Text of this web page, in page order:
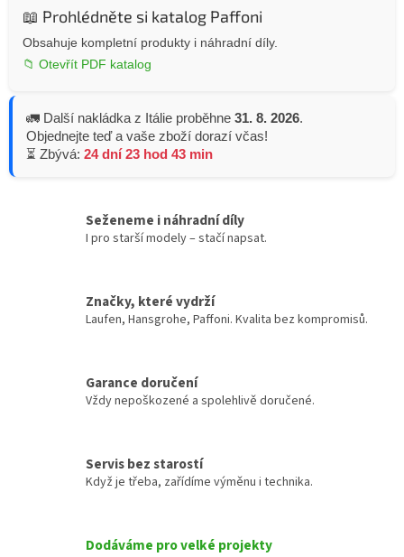
📖 Prohlédněte si katalog Paffoni
Obsahuje kompletní produkty i náhradní díly.
📁 Otevřít PDF katalog
🚛 Další nakládka z Itálie proběhne 31. 8. 2026.
Objednejte teď a vaše zboží dorazí včas!
⏳ Zbývá: 24 dní 23 hod 43 min
Seženeme i náhradní díly
I pro starší modely – stačí napsat.
Značky, které vydrží
Laufen, Hansgrohe, Paffoni. Kvalita bez kompromisů.
Garance doručení
Vždy nepoškozené a spolehlivě doručené.
Servis bez starostí
Když je třeba, zařídíme výměnu i technika.
Dodáváme pro velké projekty